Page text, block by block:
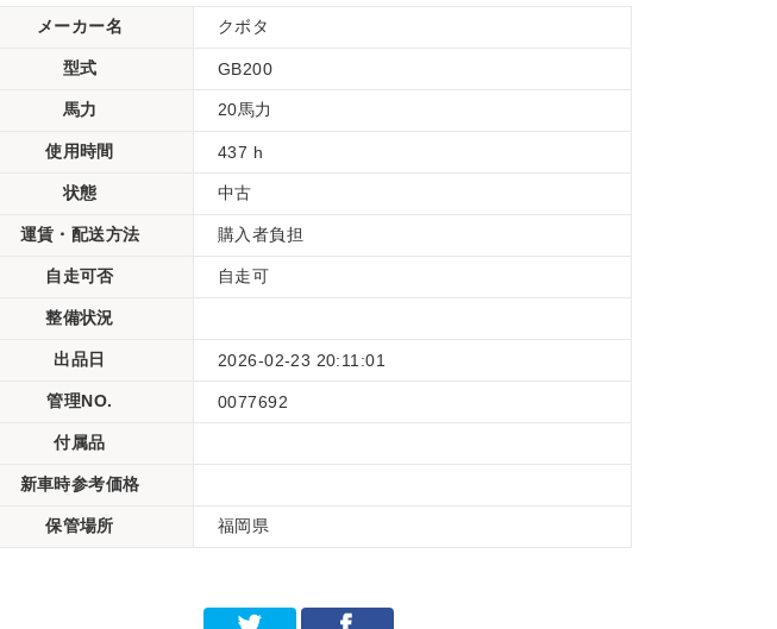
メーカー名 クボタ
型式 GB200
馬力 20馬力
使用時間 437 h
状態 中古
運賃・配送方法 購入者負担
自走可否 自走可
整備状況
出品日 2026-02-23 20:11:01
管理NO. 0077692
付属品
新車時参考価格
保管場所 福岡県